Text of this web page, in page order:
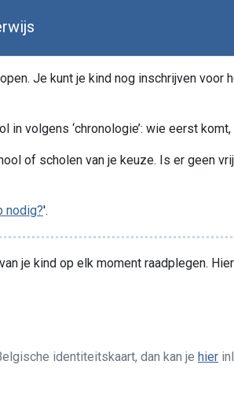
Je kunt je kind nog inschrijven voor
in volgens ‘chronologie’: wie eerst
of scholen van je keuze. Is er geen
nodig?'.
je kind op elk moment raadplegen.
identiteitskaart, dan kan je hier